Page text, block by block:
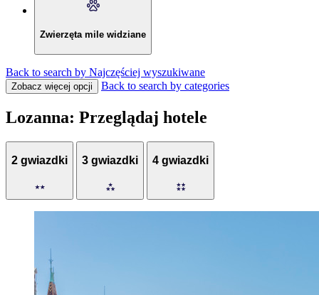
Zwierzęta mile widziane
Back to search by Najczęściej wyszukiwane
Zobacz więcej opcji Back to search by categories
Lozanna: Przeglądaj hotele
2 gwiazdki 3 gwiazdki 4 gwiazdki